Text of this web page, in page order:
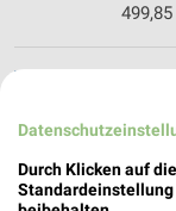
73087
Durch Klicken auf